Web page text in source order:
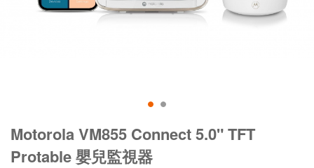
Motorola VM855 Connect 5.0" TFT
Protable 嬰兒監視器